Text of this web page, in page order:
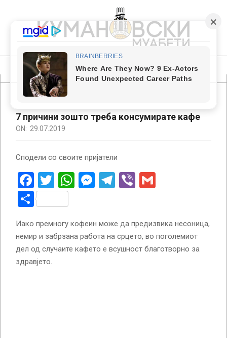
content
КУМАНОВСКИ
МУАБЕТИ
Navigation
7 причини зошто треба консумирате кафе
ON: 29.07.2019
Сподели со своите пријатели
Facebook
Twitter
WhatsApp
Messenger
Telegram
Viber
Share
Иако премногу кофеин може да предизвика несоница,
немир и забрзана работа на срцето, во поголемиот
дел од случаите кафето е всушност благотворно за
здравјето.